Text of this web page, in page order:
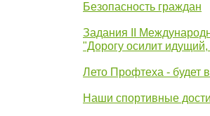
Безопасность граждан
Задания II
"Дорогу осилит
Лето Профтеха - будет
Наши спортивные